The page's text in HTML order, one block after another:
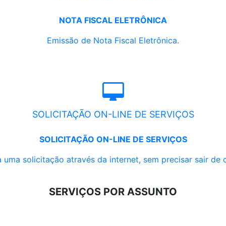
NOTA FISCAL ELETRÔNICA
Emissão de Nota Fiscal Eletrônica.
SOLICITAÇÃO ON-LINE DE SERVIÇOS
SOLICITAÇÃO ON-LINE DE SERVIÇOS
uma solicitação através da internet, sem precisar sair de
SERVIÇOS POR ASSUNTO